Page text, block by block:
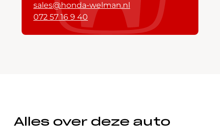
sales@honda-welman.nl
072 57 16 9 40
Alles over deze auto